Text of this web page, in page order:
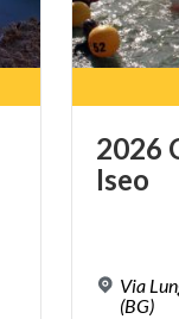
2026
Iseo
Via
(BG)